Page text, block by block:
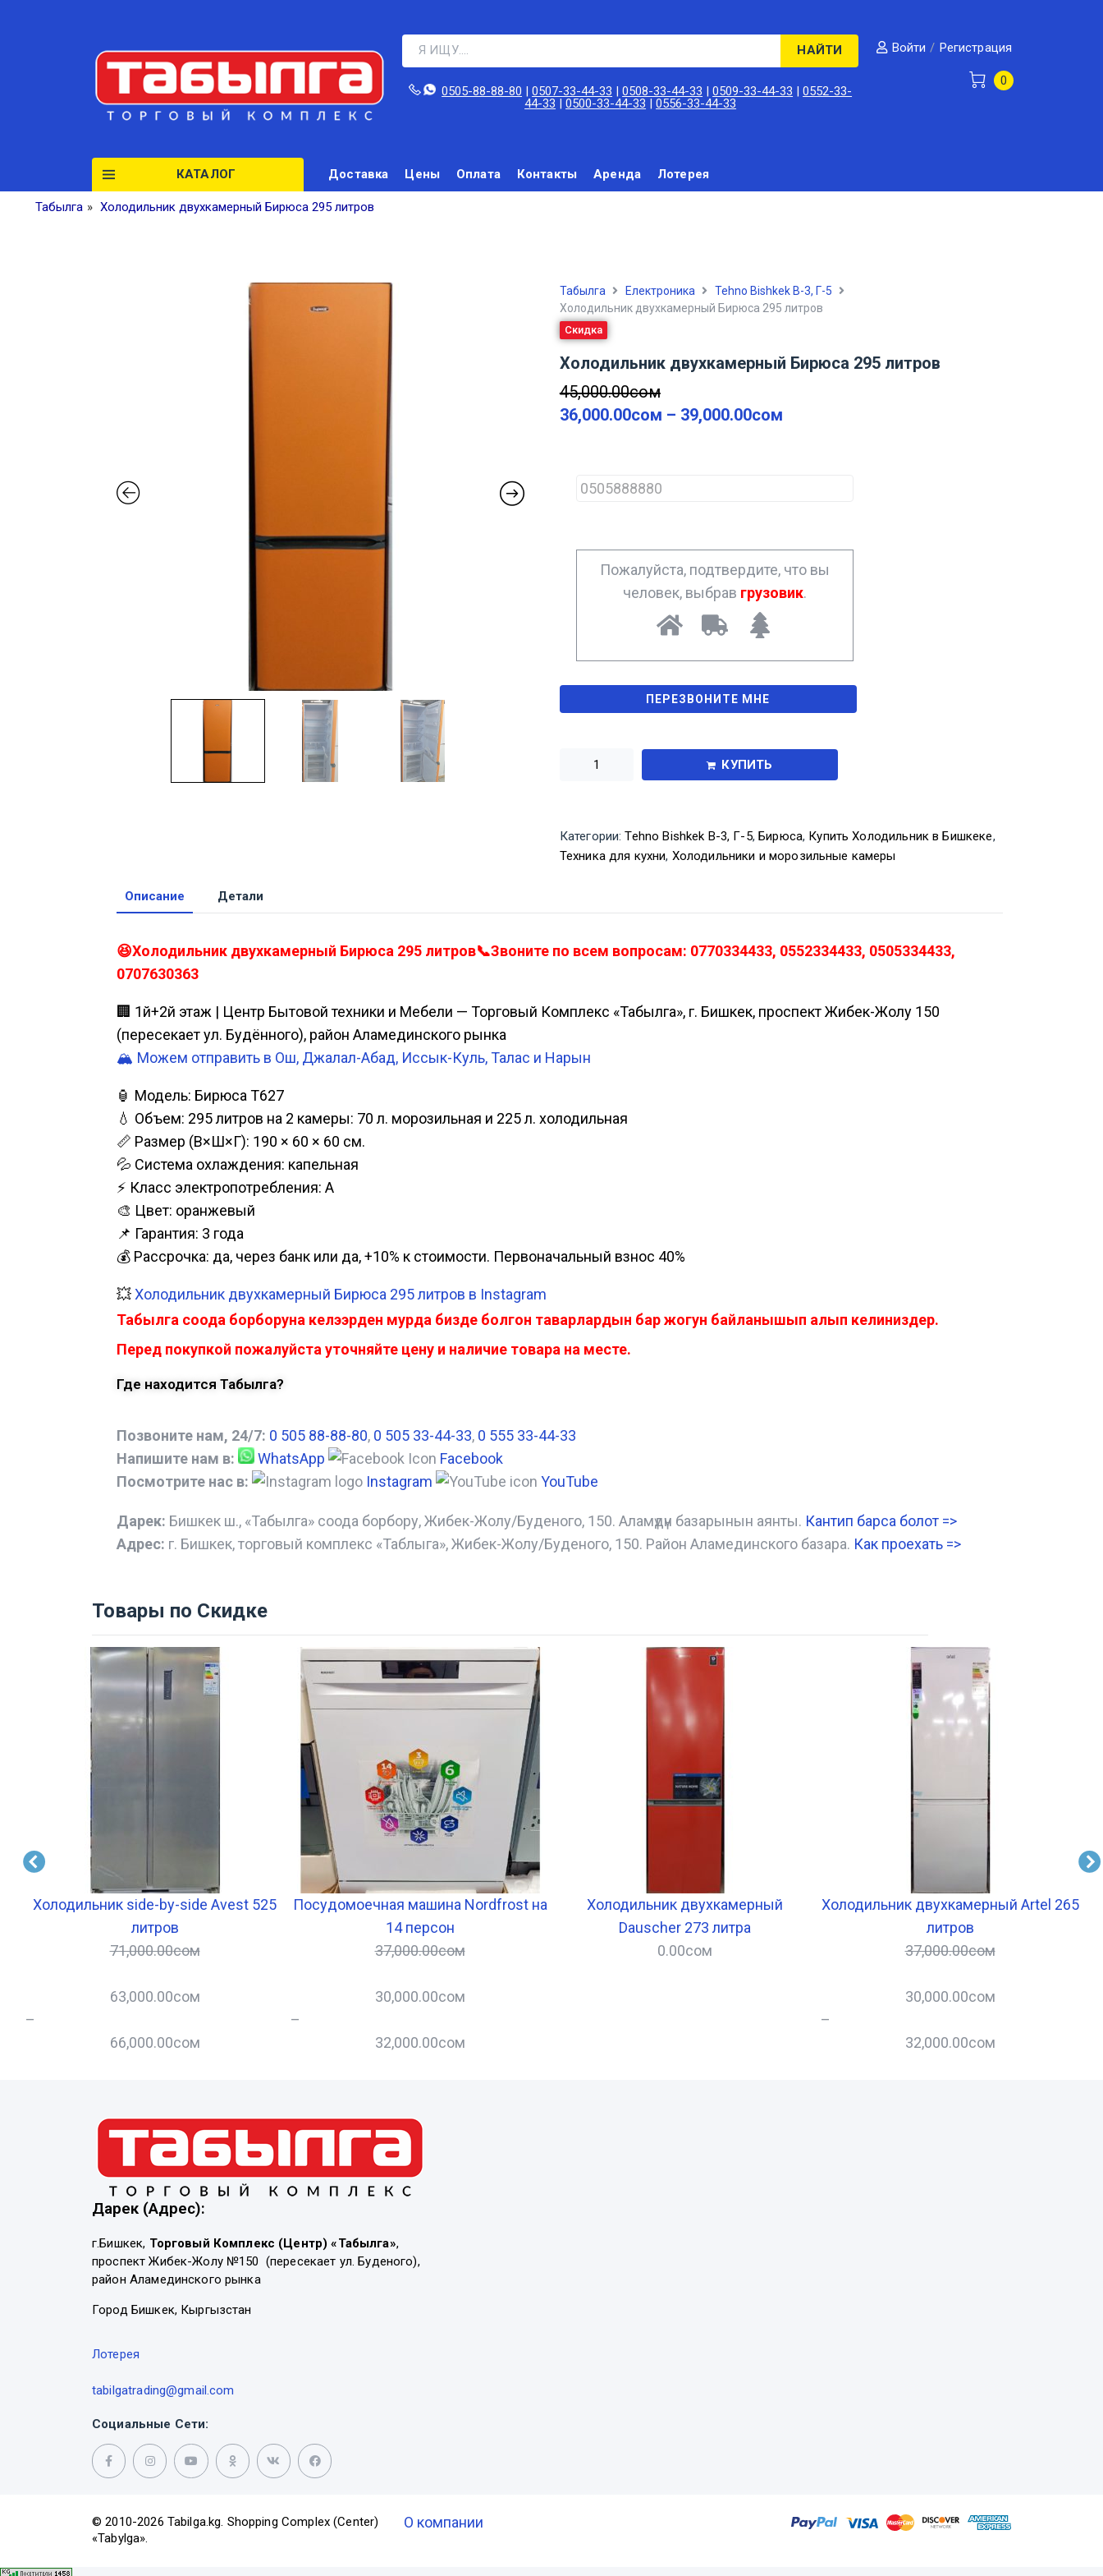
НАЙТИ
0505-88-88-80‬ |0507-33-44-33 |0508-33-44-33 |0509-33-44-33 |0552-33-
44-33 |0500-33-44-33 |0556-33-44-33
Войти / Регистрация
0
КАТАЛОГ Доставка Цены Оплата Контакты Аренда Лотерея
Табылга » Холодильник двухкамерный Бирюса 295 литров
Табылга Електроника
Tehno Bishkek В-3, Г-5
Холодильник двухкамерный Бирюса 295 литров
Скидка
Холодильник двухкамерный Бирюса 295 литров
45,000.00сом
36,000.00сом – 39,000.00сом
h
Пожалуйста, подтвердите, что вы
человек, выбрав грузовик.
КУПИТЬ
Категории:Tehno Bishkek В-3, Г-5, Бирюса, Купить Холодильник в Бишкеке,
Техника для кухни, Холодильники и морозильные камеры
Описание Детали
😆Холодильник двухкамерный Бирюса 295 литров📞Звоните по всем вопросам: 0770334433, 0552334433, 0505334433,
0707630363
🏢 1й+2й этаж | Центр Бытовой техники и Мебели — Торговый Комплекс «Табылга», г. Бишкек, проспект Жибек-Жолу 150
(пересекает ул. Будённого), район Аламединского рынка
🏔️ Можем отправить в Ош, Джалал-Абад, Иссык-Куль, Талас и Нарын
🏮 Модель: Бирюса Т627
💧 Объем: 295 литров на 2 камеры: 70 л. морозильная и 225 л. холодильная
📏 Размер (В×Ш×Г): 190 × 60 × 60 см.
💦 Система охлаждения: капельная
⚡ Класс электропотребления: А
🎨 Цвет: оранжевый
📌 Гарантия: 3 года
💰 Рассрочка: да, через банк или да, +10% к стоимости. Первоначальный взнос 40%
💥Холодильник двухкамерный Бирюса 295 литров в Instagram
Табылга соода борборуна келээрден мурда бизде болгон таварлардын бар жогун байланышып алып келиниздер.
Перед покупкой пожалуйста уточняйте цену и наличие товара на месте.
Где находится Табылга?
Позвоните нам, 24/7: 0 505 88-88-80, 0 505 33-44-33, 0 555 33-44-33
Напишите нам в:
WhatsApp
Facebook
Посмотрите нас в:
Instagram YouTube
Дарек: Бишкек ш., «Табылга» соода борбору, Жибек-Жолу/Буденого, 150. Аламүдүн базарынын аянты. Кантип барса болот =>
Адрес: г. Бишкек, торговый комплекс «Таблыга», Жибек-Жолу/Буденого, 150. Район Аламединского базара. Как проехать =>
Товары по Скидке
Холодильник side-by-side Avest 525
литров
71,000.00сом
63,000.00сом
–
66,000.00сом
Посудомоечная машина Nordfrost на
14 персон
37,000.00сом
30,000.00сом
–
32,000.00сом
Холодильник двухкамерный
Dauscher 273 литра
0.00сом
Холодильник двухкамерный Artel 265
литров
37,000.00сом
30,000.00сом
–
32,000.00сом
Дарек (Адрес):
г.Бишкек, Торговый Комплекс (Центр) «Табылга»,
проспект Жибек-Жолу №150 (пересекает ул. Буденого),
район Аламединского рынка
Город Бишкек, Кыргызстан
Лотерея
tabilgatrading@gmail.com
Социальные Сети:
© 2010-2026 Tabilga.kg. Shopping Complex (Center)
«Tabylga».
О компании